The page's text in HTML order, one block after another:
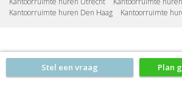
Stel een vraag Plan
Kantoorruimte huren Den Haag
Kantoorruimte